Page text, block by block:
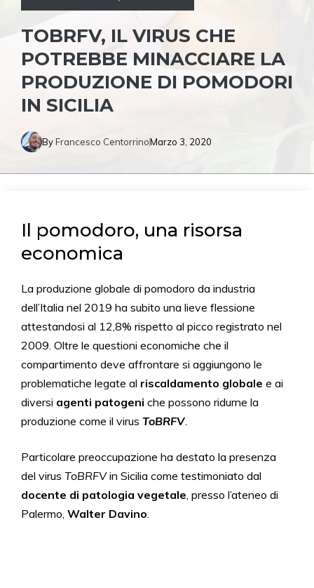
TOBRFV, IL VIRUS CHE
POTREBBE MINACCIARE LA
PRODUZIONE DI POMODORI
IN SICILIA
ByFrancesco CentorrinoMarzo 3, 2020
Il pomodoro, una risorsa
economica
La produzione globale di pomodoro da industria
dell’Italia nel 2019 ha subito una lieve flessione
attestandosi al 12,8% rispetto al picco registrato nel
2009. Oltre le questioni economiche che il
compartimento deve affrontare si aggiungono le
problematiche legate al riscaldamento globale e ai
diversi agenti patogeni che possono ridurne la
produzione come il virus ToBRFV.
Particolare preoccupazione ha destato la presenza
del virus ToBRFVin Sicilia come testimoniato dal
docente di patologia vegetale, presso l’ateneo di
Palermo, Walter Davino.